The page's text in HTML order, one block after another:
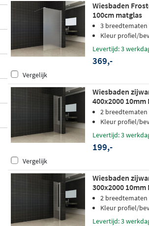
Wiesbaden
100cm matglas
3 breedtematen
Kleur profiel/
Levertijd: 3
369,-
Vergelijk
Wiesbaden
400x2000 10mm
2 breedtematen
Kleur profiel/
Levertijd: 3
199,-
Vergelijk
Wiesbaden
300x2000 10mm
2 breedtematen
Kleur profiel/
Levertijd: 3